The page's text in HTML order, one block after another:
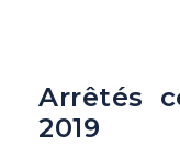
Arrêtés
2019